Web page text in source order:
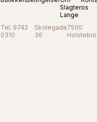
Slagter
Lange
os
Tel. 9742
0310
Skolegade
36
7500
Holstebro